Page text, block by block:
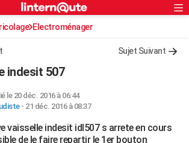
ville
S'inscrire
Connexion
Electroménager
Sujet Suivant
indesit 507
le 20 déc. 2016 à 06:44
- 21 déc. 2016 à 08:37
vaisselle indesit idl507 s arrete en cours
de le faire repartir le 1er bouton